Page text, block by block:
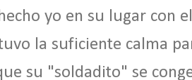
yo en su lugar con
la suficiente calma
su "soldadito" se